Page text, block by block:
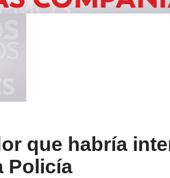
que habría
Policía